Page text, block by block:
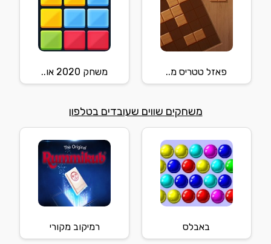
פאזל טטריס מ.. משחק 2020 או..
משחקים שווים שעובדים בטלפון
באבלס רמיקוב מקורי